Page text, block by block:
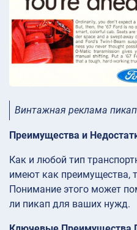
Винтажная реклама
Преимущества и
Как и любой тип
имеют как преимущества,
Понимание этого может
ли пикап для ваших нужд.